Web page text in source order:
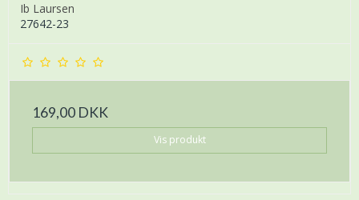
Ib Laursen
27642-23
169,00 DKK
Vis produkt